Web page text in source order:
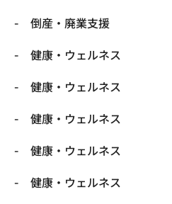
倒産・廃業支援
健康・ウェルネス
健康・ウェルネス
健康・ウェルネス
健康・ウェルネス
健康・ウェルネス